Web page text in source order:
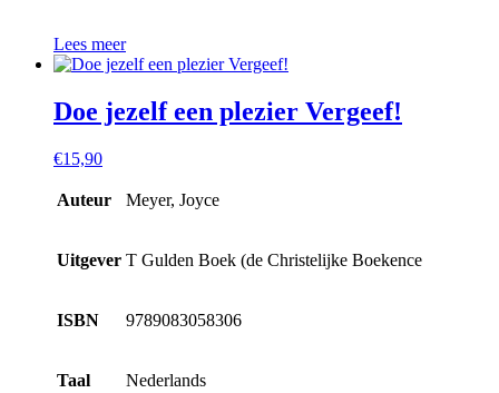
Lees meer
Doe jezelf een plezier Vergeef!
€15,90
Auteur Meyer, Joyce
Uitgever T Gulden Boek (de Christelijke Boekence
ISBN 9789083058306
Taal Nederlands